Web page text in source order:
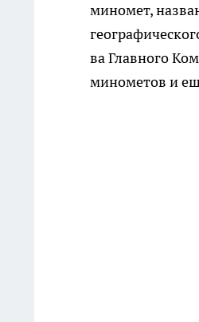
миномет,
ва Главного
минометов и